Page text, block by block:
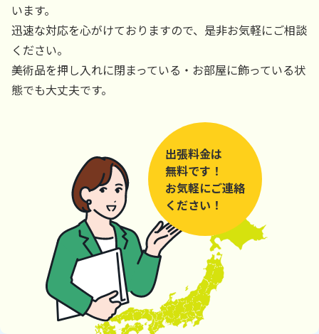
います。
迅速な対応を心がけておりますので、是非お気軽にご相談
ください。
美術品を押し入れに閉まっている・お部屋に飾っている状
態でも大丈夫です。
出張料金は
無料です！
お気軽にご連絡
ください！